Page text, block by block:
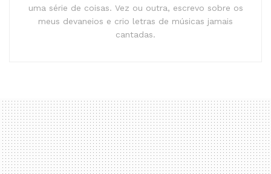
uma série de coisas. Vez ou outra, escrevo sobre os
meus devaneios e crio letras de músicas jamais
cantadas.